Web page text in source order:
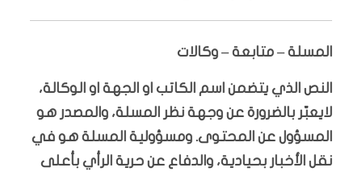
المسلة – متابعة – وكالات
النص الذي يتضمن اسم الكاتب او الجهة او الوكالة،
لايعبّر بالضرورة عن وجهة نظر المسلة، والمصدر هو
المسؤول عن المحتوى. ومسؤولية المسلة هو في
نقل الأخبار بحيادية، والدفاع عن حرية الرأي بأعلى